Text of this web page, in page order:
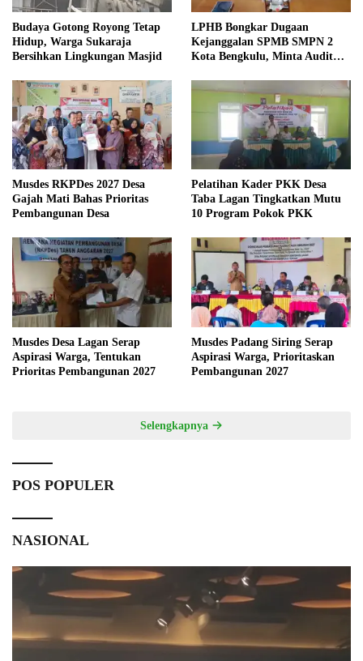
Budaya Gotong Royong Tetap
Hidup, Warga Sukaraja
Bersihkan Lingkungan Masjid
LPHB Bongkar Dugaan
Kejanggalan SPMB SMPN 2
Kota Bengkulu, Minta Audit
Musdes RKPDes 2027 Desa
Gajah Mati Bahas Prioritas
Pembangunan Desa
Pelatihan Kader PKK Desa
Taba Lagan Tingkatkan Mutu
10 Program Pokok PKK
Musdes Desa Lagan Serap
Aspirasi Warga, Tentukan
Prioritas Pembangunan 2027
Musdes Padang Siring Serap
Aspirasi Warga, Prioritaskan
Pembangunan 2027
Selengkapnya
POS POPULER
NASIONAL